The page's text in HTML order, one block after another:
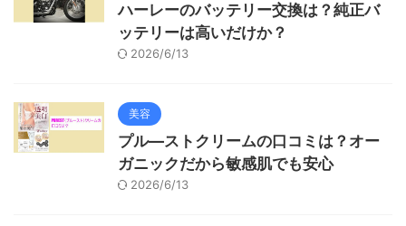
ハーレーのバッテリー交換は？純正バ
ッテリーは高いだけか？
2026/6/13
美容
プル―ストクリームの口コミは？オー
ガニックだから敏感肌でも安心
2026/6/13